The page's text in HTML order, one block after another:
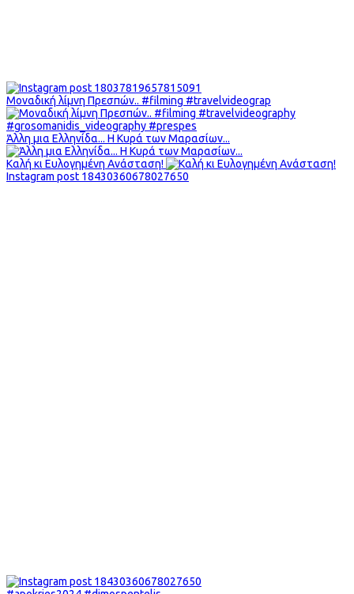
Μοναδική λίμνη Πρεσπών.. #filming #travelvideograp
Άλλη μια Ελληνίδα... Η Κυρά των Μαρασίων...
Καλή κι Ευλογημένη Ανάσταση!
Instagram post 18430360678027650